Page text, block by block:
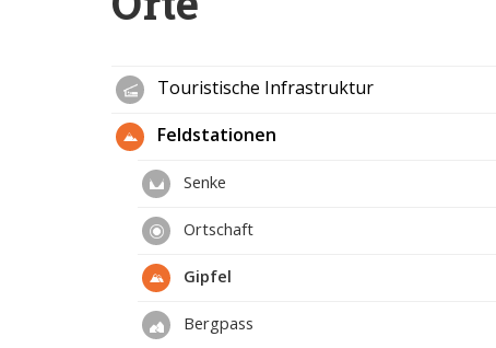
Touristische Infrastruktur
Feldstationen
Senke
Ortschaft
Gipfel
Bergpass